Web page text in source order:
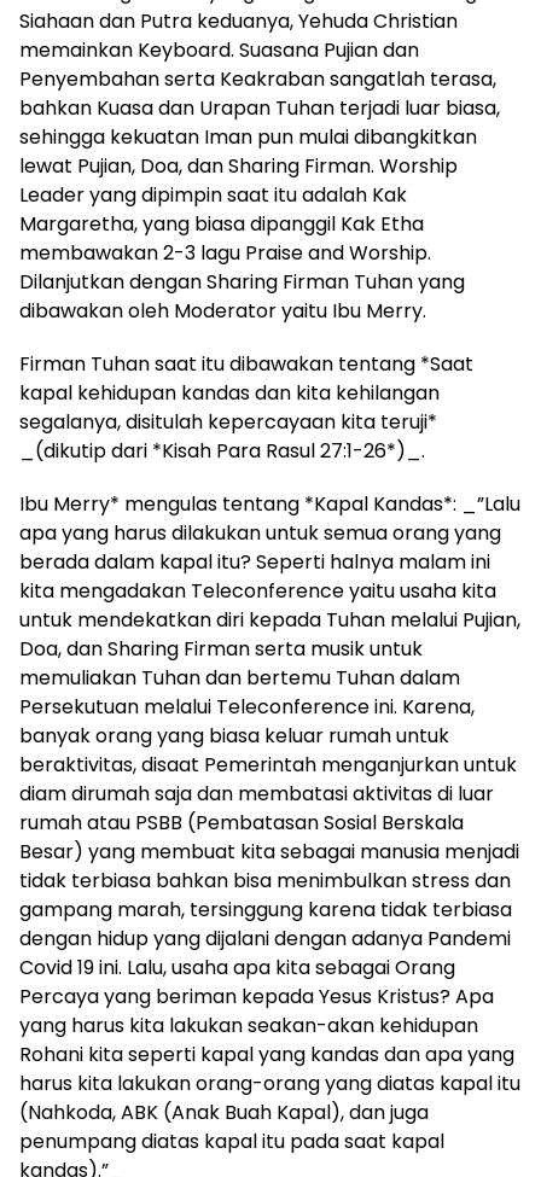
Siahaan dan Putra keduanya, Yehuda Christian
memainkan Keyboard. Suasana Pujian dan
Penyembahan serta Keakraban sangatlah terasa,
bahkan Kuasa dan Urapan Tuhan terjadi luar biasa,
sehingga kekuatan Iman pun mulai dibangkitkan
lewat Pujian, Doa, dan Sharing Firman. Worship
Leader yang dipimpin saat itu adalah Kak
Margaretha, yang biasa dipanggil Kak Etha
membawakan 2-3 lagu Praise and Worship.
Dilanjutkan dengan Sharing Firman Tuhan yang
dibawakan oleh Moderator yaitu Ibu Merry.
Firman Tuhan saat itu dibawakan tentang *Saat
kapal kehidupan kandas dan kita kehilangan
segalanya, disitulah kepercayaan kita teruji*
_(dikutip dari *Kisah Para Rasul 27:1-26*)_.
Ibu Merry* mengulas tentang *Kapal Kandas*: _”Lalu
apa yang harus dilakukan untuk semua orang yang
berada dalam kapal itu? Seperti halnya malam ini
kita mengadakan Teleconference yaitu usaha kita
untuk mendekatkan diri kepada Tuhan melalui Pujian,
Doa, dan Sharing Firman serta musik untuk
memuliakan Tuhan dan bertemu Tuhan dalam
Persekutuan melalui Teleconference ini. Karena,
banyak orang yang biasa keluar rumah untuk
beraktivitas, disaat Pemerintah menganjurkan untuk
diam dirumah saja dan membatasi aktivitas di luar
rumah atau PSBB (Pembatasan Sosial Berskala
Besar) yang membuat kita sebagai manusia menjadi
tidak terbiasa bahkan bisa menimbulkan stress dan
gampang marah, tersinggung karena tidak terbiasa
dengan hidup yang dijalani dengan adanya Pandemi
Covid 19 ini. Lalu, usaha apa kita sebagai Orang
Percaya yang beriman kepada Yesus Kristus? Apa
yang harus kita lakukan seakan-akan kehidupan
Rohani kita seperti kapal yang kandas dan apa yang
harus kita lakukan orang-orang yang diatas kapal itu
(Nahkoda, ABK (Anak Buah Kapal), dan juga
penumpang diatas kapal itu pada saat kapal
kandas).”_